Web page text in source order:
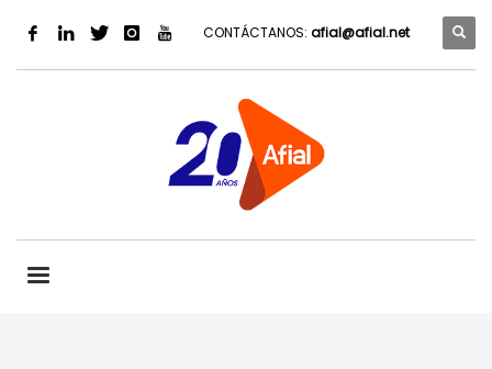
CONTÁCTANOS: afial@afial.net